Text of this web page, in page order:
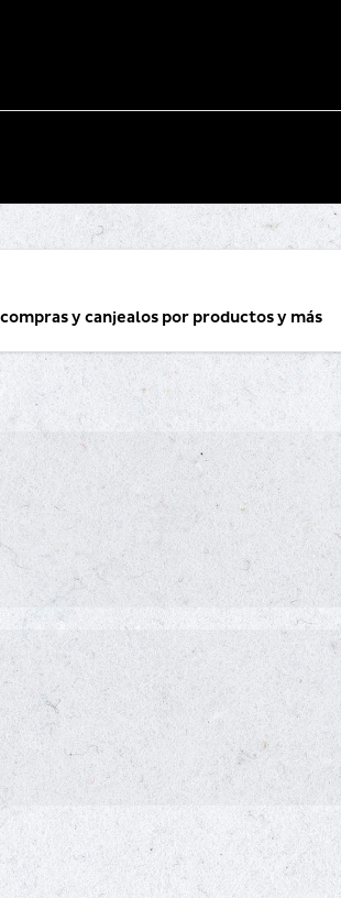
y canjealos por productos y más